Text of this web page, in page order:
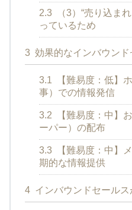
2.3
（3）“売り込ま
っているため
3 効果的なインバウン
3.1
【難易度：低】
事）での情報発信
3.2
【難易度：中】
ーパー）の配布
3.3
【難易度：中】
期的な情報提供
4 インバウンドセールス